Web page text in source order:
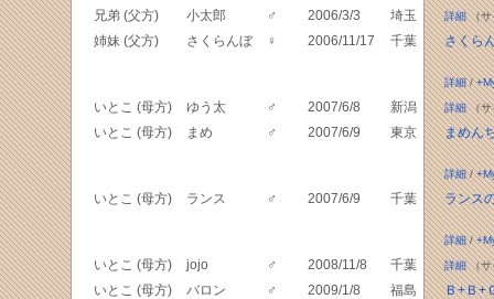
兄弟 (父方)
小太郎 ♂ 2006/3/3 埼玉 詳細（サ
姉妹 (父方) さくらんぼ ♀ 2006/11/17 千葉 さくら
詳細/
いとこ (母方) ゆう太 ♂ 2007/6/8 新潟 詳細（サ
いとこ (母方) まめ ♂ 2007/6/9 東京 まめん
詳細/
いとこ (母方) ランス ♂ 2007/6/9 千葉 ランス
詳細/
いとこ (母方) jojo ♂ 2008/11/8 千葉 詳細（サ
いとこ (母方) バロン ♂ 2009/1/8 福島 Ｂ+Ｂ+